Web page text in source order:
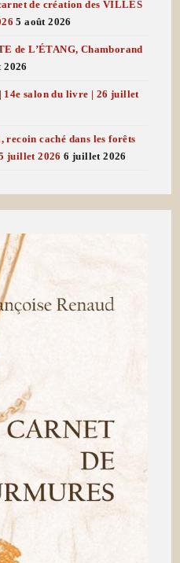
de création des VILLES
5 août 2026
de L’ÉTANG, Chamborand
2026
14e salon du livre | 26 juillet
recoin caché dans les forêts
juillet 2026 6 juillet 2026